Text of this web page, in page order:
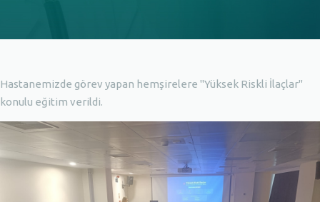
Hastanemizde görev yapan hemşirelere "Yüksek Riskli İlaçlar"
konulu eğitim verildi.